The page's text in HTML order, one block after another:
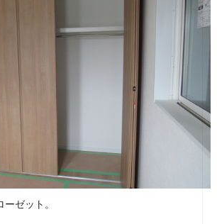
ゼット。